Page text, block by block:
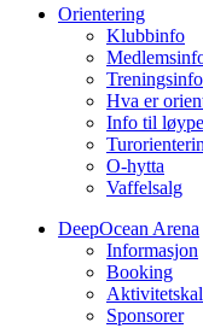
Orientering
Klubbinfo
Treningsinfo
Hva er
Info til
O-hytta
Vaffelsalg
DeepOcean Arena
Informasjon
Booking
Sponsorer